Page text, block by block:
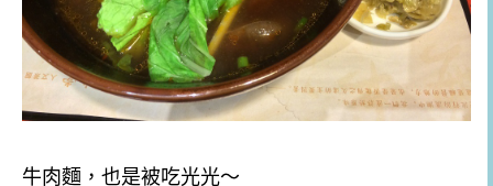
牛肉麵，也是被吃光光～